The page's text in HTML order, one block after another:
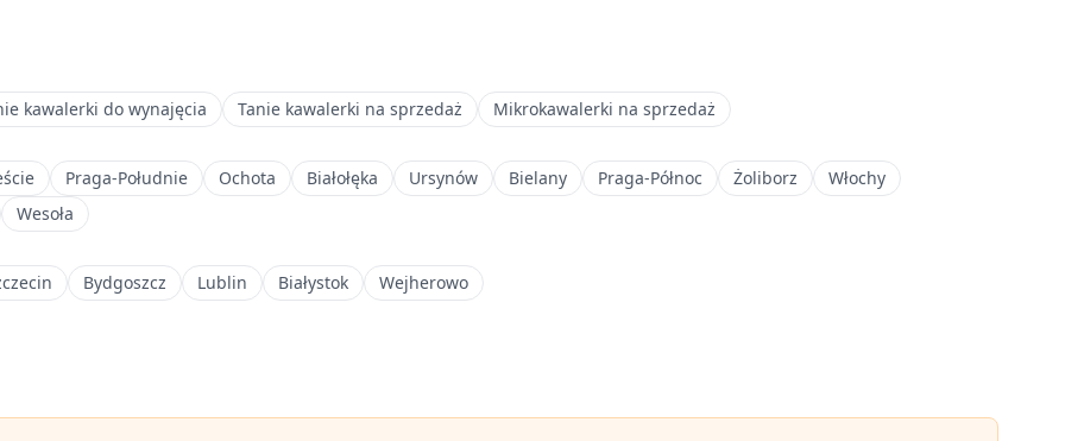
kawalerki do wynajęcia Tanie kawalerki na sprzedaż
Mikrokawalerki na sprzedaż
Praga-Południe Ochota Białołęka Ursynów Bielany Praga-Północ Żoliborz
Włochy
Wesoła
Bydgoszcz Lublin Białystok
Wejherowo